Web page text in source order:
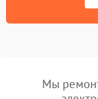
Мы